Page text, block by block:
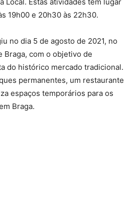
Local. Estas atividades têm lugar
19h00 e 20h30 às 22h30.
no dia 5 de agosto de 2021, no
Braga, com o objetivo de
do histórico mercado tradicional.
permanentes, um restaurante
espaços temporários para os
Braga.